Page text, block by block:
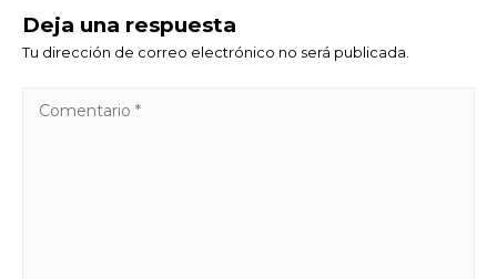
Deja una respuesta
Tu dirección de correo electrónico no será publicada.